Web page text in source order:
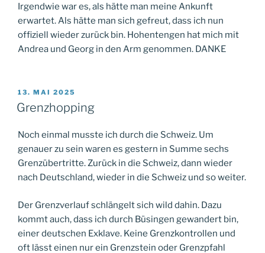
Irgendwie war es, als hätte man meine Ankunft
erwartet. Als hätte man sich gefreut, dass ich nun
offiziell wieder zurück bin. Hohentengen hat mich mit
Andrea und Georg in den Arm genommen. DANKE
VERÖFFENTLICHT
AM
13. MAI 2025
Grenzhopping
Noch einmal musste ich durch die Schweiz. Um
genauer zu sein waren es gestern in Summe sechs
Grenzübertritte. Zurück in die Schweiz, dann wieder
nach Deutschland, wieder in die Schweiz und so weiter.
Der Grenzverlauf schlängelt sich wild dahin. Dazu
kommt auch, dass ich durch Büsingen gewandert bin,
einer deutschen Exklave. Keine Grenzkontrollen und
oft lässt einen nur ein Grenzstein oder Grenzpfahl